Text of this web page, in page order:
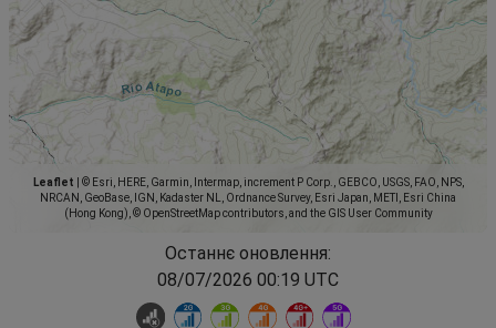
Leaflet
© Esri, HERE, Garmin, Intermap, increment P Corp., GEBCO, USGS, FAO, NPS,
NRCAN, GeoBase, IGN, Kadaster NL, Ordnance Survey, Esri Japan, METI, Esri China
(Hong Kong), © OpenStreetMap contributors, and the GIS User Community
Останнє оновлення:
08/07/2026 00:19 UTC